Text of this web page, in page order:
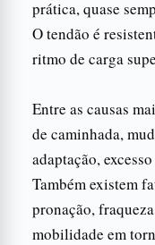
prática, quase
O tendão é
ritmo de carga
Entre as causas
de caminhada,
adaptação,
Também existem
pronação,
mobilidade em